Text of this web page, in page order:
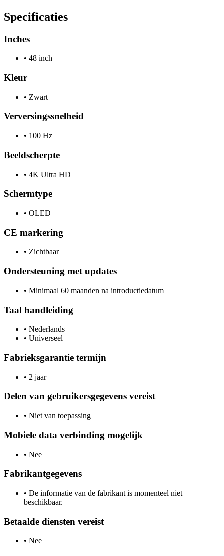
Specificaties
Inches
• 48 inch
Kleur
• Zwart
Verversingssnelheid
• 100 Hz
Beeldscherpte
• 4K Ultra HD
Schermtype
• OLED
CE markering
• Zichtbaar
Ondersteuning met updates
• Minimaal 60 maanden na introductiedatum
Taal handleiding
• Nederlands
• Universeel
Fabrieksgarantie termijn
• 2 jaar
Delen van gebruikersgegevens vereist
• Niet van toepassing
Mobiele data verbinding mogelijk
• Nee
Fabrikantgegevens
• De informatie van de fabrikant is momenteel niet
beschikbaar.
Betaalde diensten vereist
• Nee